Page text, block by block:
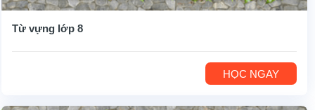
Từ vựng lớp 8
HỌC NGAY